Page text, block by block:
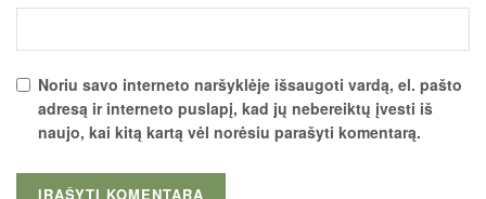
Noriu savo interneto naršyklėje išsaugoti vardą, el. pašto
adresą ir interneto puslapį, kad jų nebereiktų įvesti iš
naujo, kai kitą kartą vėl norėsiu parašyti komentarą.